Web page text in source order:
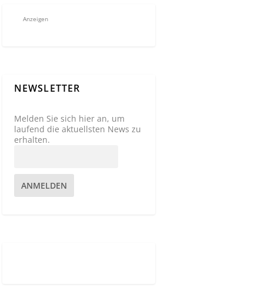
Anzeigen
NEWSLETTER
Melden Sie sich hier an, um
laufend die aktuellsten News zu
erhalten.
ANMELDEN